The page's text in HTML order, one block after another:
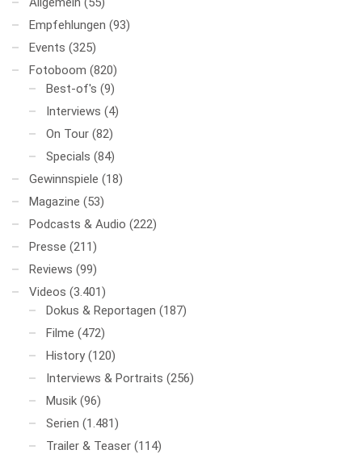
Empfehlungen (93)
Events (325)
Fotoboom (820)
Best-of's (9)
Interviews (4)
On Tour (82)
Specials (84)
Gewinnspiele (18)
Magazine (53)
Podcasts & Audio (222)
Presse (211)
Reviews (99)
Videos (3.401)
Dokus & Reportagen (187)
Filme (472)
History (120)
Interviews & Portraits (256)
Musik (96)
Serien (1.481)
Trailer & Teaser (114)